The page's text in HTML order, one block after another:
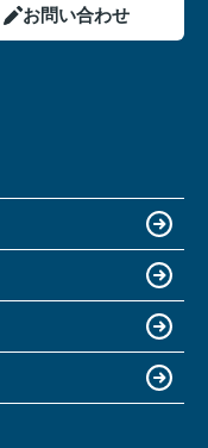
お問い合わせ